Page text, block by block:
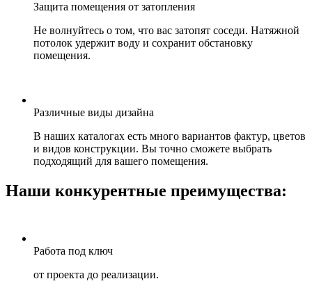
Защита помещения от затопления
Не волнуйтесь о том, что вас затопят соседи. Натяжной
потолок удержит воду и сохранит обстановку
помещения.
Различные виды дизайна
В наших каталогах есть много вариантов фактур, цветов
и видов конструкции. Вы точно сможете выбрать
подходящий для вашего помещения.
Наши конкурентные преимущества:
Работа под ключ
от проекта до реализации.